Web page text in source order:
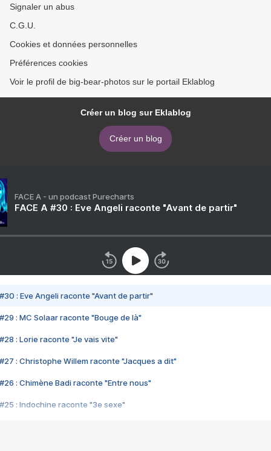
Signaler un abus
C.G.U.
Cookies et données personnelles
Préférences cookies
Voir le profil de big-bear-photos sur le portail Eklablog
Créer un blog sur Eklablog
Créer un blog
FACE A - un podcast Purecharts
FACE A #30 : Eve Angeli raconte "Avant de partir"
#30 : Eve Angeli raconte "Avant de partir"
#29 : MC Solaar raconte "Bouge de là"
#28 : Lorie raconte "Je vais vite"
#27 : Christophe Willem raconte "Jacques a dit"
#26 : Chimène Badi raconte "Entre nous"
#25 : Indochine raconte "3e sexe"